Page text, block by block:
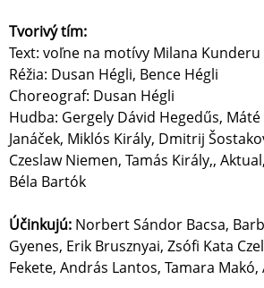
Tvorivý tím:
Text: voľne na motívy Milana Kunderu
Réžia: Dusan Hégli, Bence Hégli
Choreograf: Dusan Hégli
Hudba: Gergely Dávid Hegedűs,
Janáček, Miklós Király, Dmitrij
Czeslaw Niemen, Tamás Király,,
Béla Bartók
Účinkujú: Norbert Sándor Bacsa,
Gyenes, Erik Brusznyai, Zsófi Kata
Fekete, András Lantos, Tamara